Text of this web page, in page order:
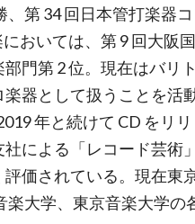
、第 34 回日本管打楽器
おいては、第 9 回大阪
門第 2 位。現在はバリ
器として扱うことを活
年と続けて CD をリ
による「レコード芸術
価されている。現在東
楽大学、東京音楽大学の